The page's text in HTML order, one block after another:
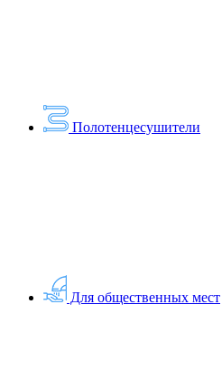
Полотенцесушители
Для общественных мест